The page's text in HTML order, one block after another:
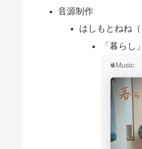
音源制作
はしもとねね
「暮ら